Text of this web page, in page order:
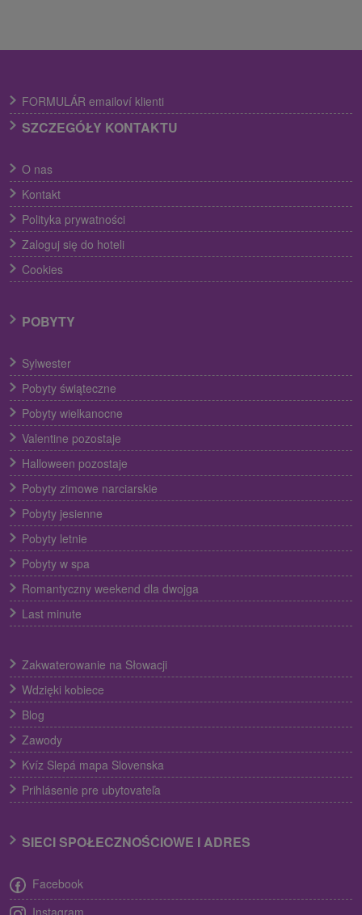
FORMULÁR emailoví klienti
SZCZEGÓŁY KONTAKTU
O nas
Kontakt
Polityka prywatności
Zaloguj się do hoteli
Cookies
POBYTY
Sylwester
Pobyty świąteczne
Pobyty wielkanocne
Valentine pozostaje
Halloween pozostaje
Pobyty zimowe narciarskie
Pobyty jesienne
Pobyty letnie
Pobyty w spa
Romantyczny weekend dla dwojga
Last minute
Zakwaterowanie na Słowacji
Wdzięki kobiece
Blog
Zawody
Kvíz Slepá mapa Slovenska
Prihlásenie pre ubytovateľa
SIECI SPOŁECZNOŚCIOWE I ADRES
Facebook